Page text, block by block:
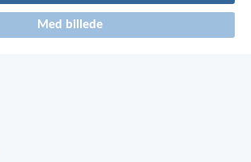
Med billede